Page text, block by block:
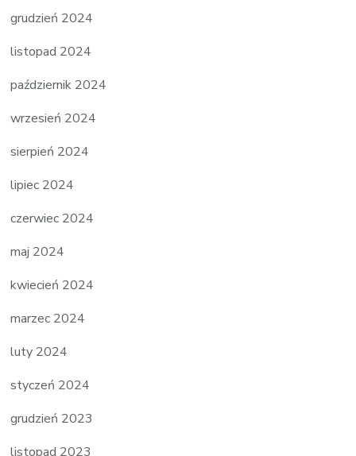
grudzień 2024
listopad 2024
październik 2024
wrzesień 2024
sierpień 2024
lipiec 2024
czerwiec 2024
maj 2024
kwiecień 2024
marzec 2024
luty 2024
styczeń 2024
grudzień 2023
listopad 2023